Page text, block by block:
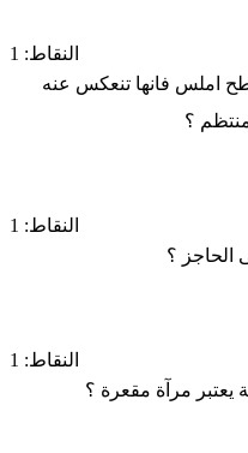
النقاط: 1
املس فانها تنعكس عنه
؟
النقاط: 1
الحاجز ؟
النقاط: 1
يعتبر مرآة مقعرة ؟